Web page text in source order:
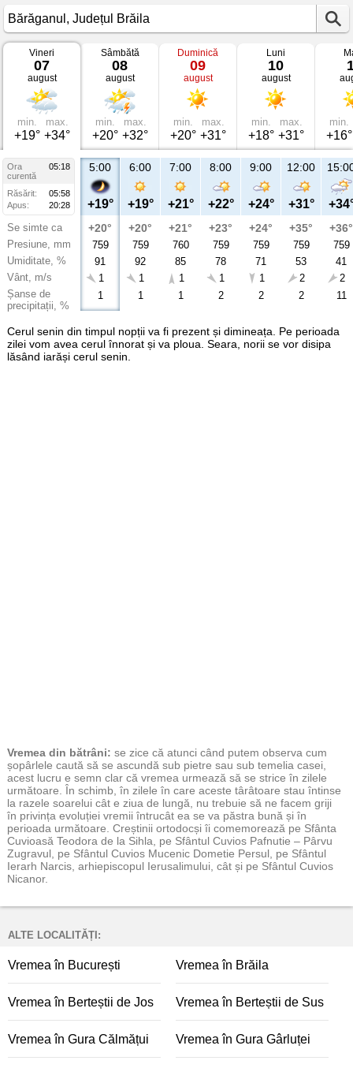
Vremea
Bărăganul
Județul
Brăila
Vineri
07
august
min.
+19°
max.
+34°
Sâmbătă
08
august
min.
+20°
max.
+32°
Duminică
09
august
min.
+20°
max.
+31°
Luni
10
august
min.
+18°
max.
+31°
min.
+16°
Ora
05:18
curentă
Răsărit:
05:58
Apus:
20:28
Se simte ca
Presiune, mm
Umiditate, %
Vânt, m/s
Șanse de
precipitații, %
5:00
+19°
+20°
759
91
1
1
6:00
+19°
+20°
759
92
1
1
7:00
+21°
+21°
760
85
1
1
8:00
+22°
+23°
759
78
1
2
9:00
+24°
+24°
759
71
1
2
12:00
+31°
+35°
759
53
2
2
+36°
759
41
2
11
Cerul senin din timpul nopții va fi prezent și dimineața. Pe perioada
zilei vom avea cerul înnorat și va ploua. Seara, norii se vor disipa
lăsând iarăși cerul senin.
Vremea din bătrâni: se zice că atunci când putem observa cum
șopârlele caută să se ascundă sub pietre sau sub temelia casei,
acest lucru e semn clar că vremea urmează să se strice în zilele
următoare. În schimb, în zilele în care aceste târâtoare stau întinse
la razele soarelui cât e ziua de lungă, nu trebuie să ne facem griji
în privința evoluției vremii întrucât ea se va păstra bună și în
perioada următoare. Creștinii ortodocși îi comemorează pe Sfânta
Cuvioasă Teodora de la Sihla, pe Sfântul Cuvios Pafnutie – Pârvu
Zugravul, pe Sfântul Cuvios Mucenic Dometie Persul, pe Sfântul
Ierarh Narcis, arhiepiscopul Ierusalimului, cât și pe Sfântul Cuvios
Nicanor.
ALTE LOCALITĂȚI:
Vremea în București Vremea în Brăila
Vremea în Berteștii de Jos Vremea în Berteștii de Sus
Vremea în Gura Călmățui Vremea în Gura Gârluței